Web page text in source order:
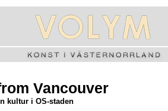
Vancouver
kultur i OS-staden